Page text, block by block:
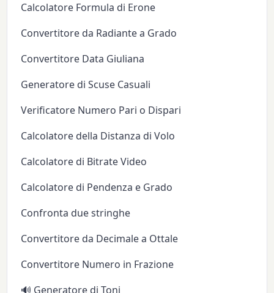
Calcolatore Formula di Erone
Convertitore da Radiante a Grado
Convertitore Data Giuliana
Generatore di Scuse Casuali
Verificatore Numero Pari o Dispari
Calcolatore della Distanza di Volo
Calcolatore di Bitrate Video
Calcolatore di Pendenza e Grado
Confronta due stringhe
Convertitore da Decimale a Ottale
Convertitore Numero in Frazione
🔊 Generatore di Toni